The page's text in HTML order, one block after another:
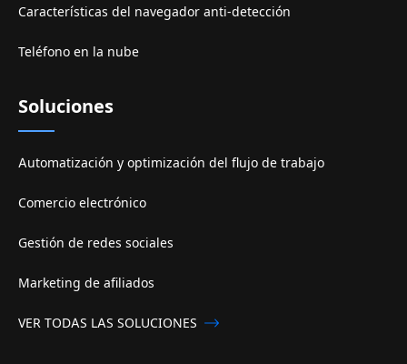
Características del navegador anti-detección
Teléfono en la nube
Soluciones
Automatización y optimización del flujo de trabajo
Comercio electrónico
Gestión de redes sociales
Marketing de afiliados
VER TODAS LAS SOLUCIONES